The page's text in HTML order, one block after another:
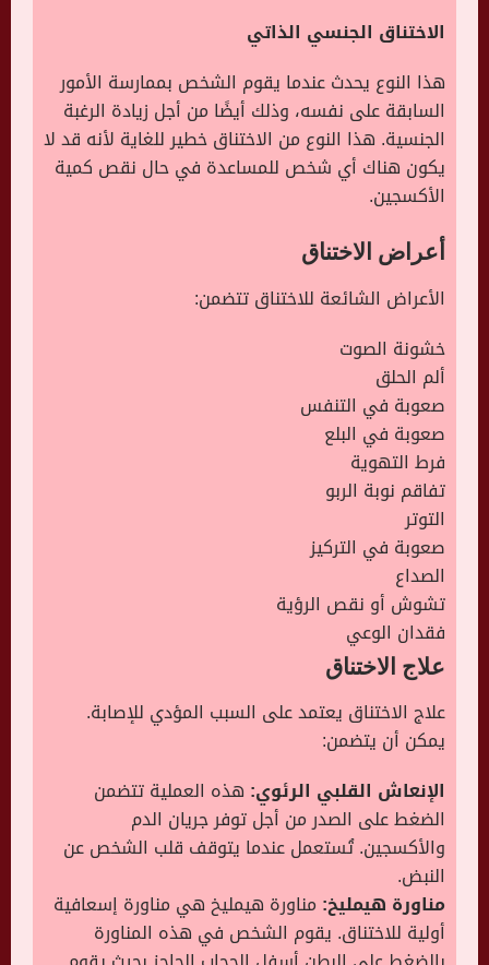
الاختناق الجنسي الذاتي
هذا النوع يحدث عندما يقوم الشخص بممارسة الأمور
السابقة على نفسه، وذلك أيضًا من أجل زيادة الرغبة
الجنسية. هذا النوع من الاختناق خطير للغاية لأنه قد لا
يكون هناك أي شخص للمساعدة في حال نقص كمية
الأكسجين.
أعراض الاختناق
الأعراض الشائعة للاختناق تتضمن:
خشونة الصوت
ألم الحلق
صعوبة في التنفس
صعوبة في البلع
فرط التهوية
تفاقم نوبة الربو
التوتر
صعوبة في التركيز
الصداع
تشوش أو نقص الرؤية
فقدان الوعي
علاج الاختناق
علاج الاختناق يعتمد على السبب المؤدي للإصابة.
يمكن أن يتضمن:
الإنعاش القلبي الرئوي: هذه العملية تتضمن
الضغط على الصدر من أجل توفر جريان الدم
والأكسجين. تُستعمل عندما يتوقف قلب الشخص عن
النبض.
مناورة هيمليخ: مناورة هيمليخ هي مناورة إسعافية
أولية للاختناق. يقوم الشخص في هذه المناورة